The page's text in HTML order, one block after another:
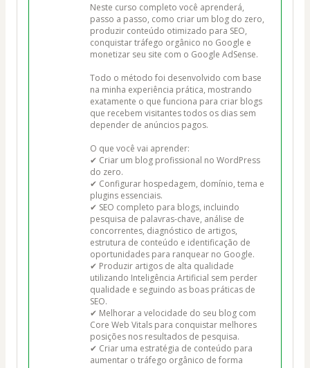
Neste curso completo você aprenderá,
passo a passo, como criar um blog do zero,
produzir conteúdo otimizado para SEO,
conquistar tráfego orgânico no Google e
monetizar seu site com o Google AdSense.
Todo o método foi desenvolvido com base
na minha experiência prática, mostrando
exatamente o que funciona para criar blogs
que recebem visitantes todos os dias sem
depender de anúncios pagos.
O que você vai aprender:
✔ Criar um blog profissional no WordPress
do zero.
✔ Configurar hospedagem, domínio, tema e
plugins essenciais.
✔ SEO completo para blogs, incluindo
pesquisa de palavras-chave, análise de
concorrentes, diagnóstico de artigos,
estrutura de conteúdo e identificação de
oportunidades para ranquear no Google.
✔ Produzir artigos de alta qualidade
utilizando Inteligência Artificial sem perder
qualidade e seguindo as boas práticas de
SEO.
✔ Melhorar a velocidade do seu blog com
Core Web Vitals para conquistar melhores
posições nos resultados de pesquisa.
✔ Criar uma estratégia de conteúdo para
aumentar o tráfego orgânico de forma